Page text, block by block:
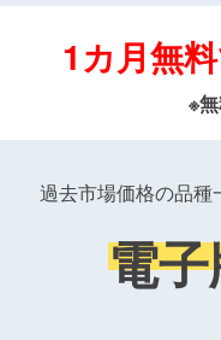
1カ月無
※
過去市場価格の品種
電